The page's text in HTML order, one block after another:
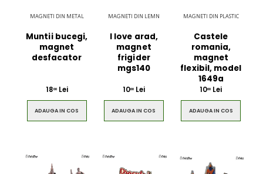
MAGNETI DIN METAL
Muntii bucegi,
magnet
desfacator
1800Lei
ADAUGA IN COS
MAGNETI DIN LEMN
I love arad,
magnet
frigider
mgs140
1000Lei
ADAUGA IN COS
MAGNETI DIN PLASTIC
Castele
romania,
magnet
flexibil, model
1649a
1000 Lei
ADAUGA IN COS